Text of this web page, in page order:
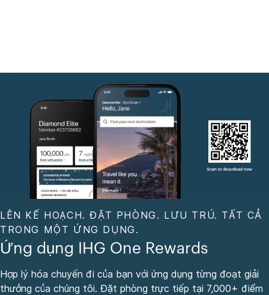
LÊN KẾ HOẠCH. ĐẶT PHÒNG. LƯU TRÚ. TẤT CẢ
TRONG MỘT ỨNG DỤNG.
Ứng dụng IHG One Rewards
Hợp lý hóa chuyến đi của bạn với ứng dụng từng đoạt giải
thưởng của chúng tôi. Đặt phòng trực tiếp tại 7,000+ điểm